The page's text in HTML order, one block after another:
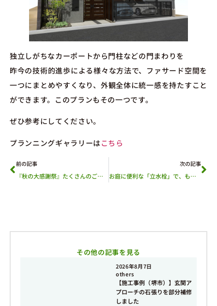
独立しがちなカーポートから門柱などの門まわりを
昨今の技術的進歩による様々な方法で、ファサード空間を
一つにまとめやすくなり、外観全体に統一感を持たすこと
ができます。このプランもその一つです。
ぜひ参考にしてください。
プランニングギャラリーはこちら
前の記事
『秋の大感謝祭』たくさんのご来場ありがとうございました！
次の記事
お庭に便利な「立水栓」で、もっと快適な外構に🌱
その他の記事を見る
2026年8月7日
others
【施工事例（堺市）】玄関ア
プローチの石張りを部分補修
しました